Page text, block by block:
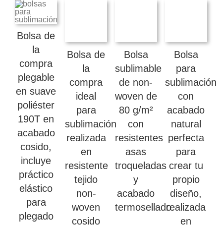
Bolsa de
la
compra
plegable
en suave
poliéster
190T en
acabado
cosido,
incluye
práctico
elástico
para
plegado
Bolsa de
la
compra
ideal
para
sublimación
realizada
en
resistente
tejido
non-
woven
cosido
Bolsa
sublimable
de non-
woven de
80 g/m²
con
resistentes
asas
troqueladas
y
acabado
termosellado.
Bolsa
para
sublimación
con
acabado
natural
perfecta
para
crear tu
propio
diseño,
realizada
en